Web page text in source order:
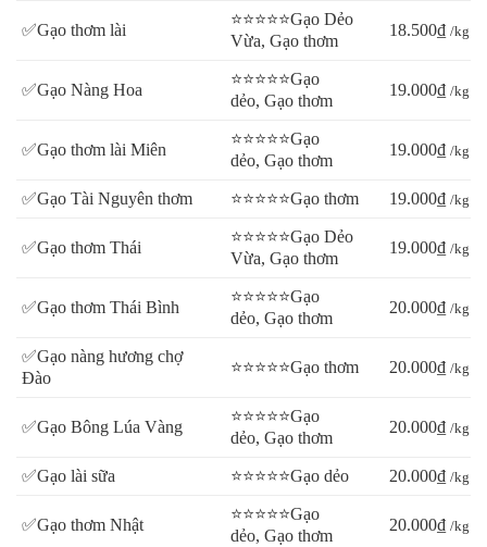
✅Gạo thơm lài
⭐⭐⭐⭐⭐Gạo Dẻo
Vừa, Gạo thơm
18.500₫ /kg
✅Gạo Nàng Hoa
⭐⭐⭐⭐⭐Gạo
dẻo, Gạo thơm
19.000₫ /kg
✅Gạo thơm lài Miên
⭐⭐⭐⭐⭐Gạo
dẻo, Gạo thơm
19.000₫ /kg
✅Gạo Tài Nguyên thơm ⭐⭐⭐⭐⭐Gạo thơm 19.000₫ /kg
✅Gạo thơm Thái
⭐⭐⭐⭐⭐Gạo Dẻo
Vừa, Gạo thơm
19.000₫ /kg
✅Gạo thơm Thái Bình
⭐⭐⭐⭐⭐Gạo
dẻo, Gạo thơm
20.000₫ /kg
✅Gạo nàng hương chợ
Đào
⭐⭐⭐⭐⭐Gạo thơm 20.000₫ /kg
✅Gạo Bông Lúa Vàng
⭐⭐⭐⭐⭐Gạo
dẻo, Gạo thơm
20.000₫ /kg
✅Gạo lài sữa ⭐⭐⭐⭐⭐Gạo dẻo 20.000₫ /kg
✅Gạo thơm Nhật
⭐⭐⭐⭐⭐Gạo
dẻo, Gạo thơm
20.000₫ /kg